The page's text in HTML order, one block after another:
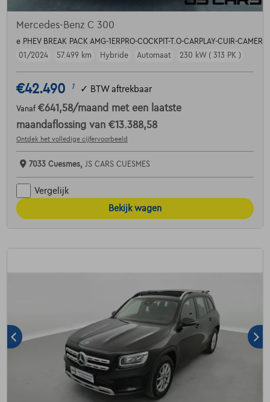
Mercedes-Benz C 300
e PHEV BREAK PACK AMG-1ERPRO-COCKPIT-T.O-CARPLAY-CUIR-
01/2024
57.499 km Hybride Automaat 230 kW ( 313 PK )
€42.490 1 ✓ BTW aftrekbaar
Vanaf €641,58/maand met een laatste
maandaflossing van €13.388,58
Ontdek het volledige cijfervoorbeeld
7033 Cuesmes, JS CARS CUESMES
Vergelijk
Bekijk wagen